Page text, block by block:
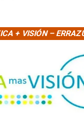
+ VISIÓN –